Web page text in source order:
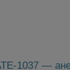
1037 —